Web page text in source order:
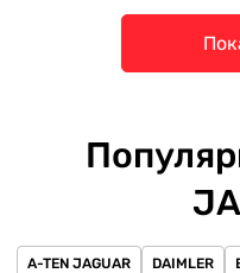
A-TEN JAGUAR DAIMLER